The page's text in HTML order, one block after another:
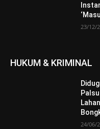
23/12/
HUKUM & KRIMINAL
24/06/